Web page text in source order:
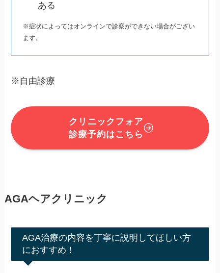
ある
※症状によってはオンラインで診察ができない場合がござい
ます。
※自由診療
クリニックフォア
診療予約はこちら
AGAヘアクリニック
AGA治療の内容を丁寧に説明してほしい方
におすすめ！